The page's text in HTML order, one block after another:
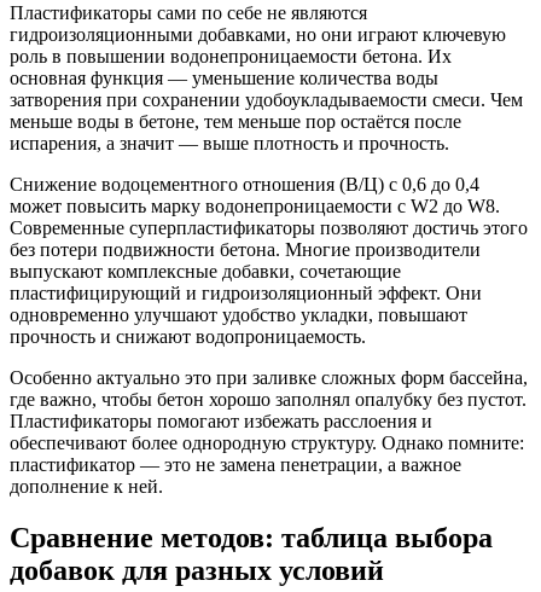
Пластификаторы сами по себе не являются
гидроизоляционными добавками, но они играют ключевую
роль в повышении водонепроницаемости бетона. Их
основная функция — уменьшение количества воды
затворения при сохранении удобоукладываемости смеси. Чем
меньше воды в бетоне, тем меньше пор остаётся после
испарения, а значит — выше плотность и прочность.
Снижение водоцементного отношения (В/Ц) с 0,6 до 0,4
может повысить марку водонепроницаемости с W2 до W8.
Современные суперпластификаторы позволяют достичь этого
без потери подвижности бетона. Многие производители
выпускают комплексные добавки, сочетающие
пластифицирующий и гидроизоляционный эффект. Они
одновременно улучшают удобство укладки, повышают
прочность и снижают водопроницаемость.
Особенно актуально это при заливке сложных форм бассейна,
где важно, чтобы бетон хорошо заполнял опалубку без пустот.
Пластификаторы помогают избежать расслоения и
обеспечивают более однородную структуру. Однако помните:
пластификатор — это не замена пенетрации, а важное
дополнение к ней.
Сравнение методов: таблица выбора
добавок для разных условий